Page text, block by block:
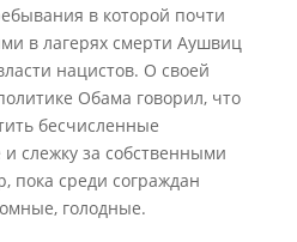
в которой почти
в лагерях смерти Аушвиц
нацистов. О своей
Обама говорил, что
бесчисленные
слежку за собственными
пока среди сограждан
голодные.